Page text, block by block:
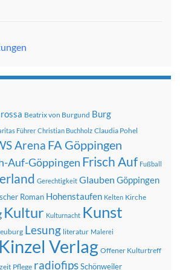
Beatrix von Burgund Burg
Führer Christian Buchholz Claudia Pohel
Arena FA Göppingen
Auf-Göppingen Frisch Auf Fußball
Gerechtigkeit Glauben Göppingen
Roman Hohenstaufen Kelten Kirche
Kultur Kulturnacht Kunst
Lesung literatur Malerei
Verlag Offener Kulturtreff
Pflege radiofipsSchönweiler